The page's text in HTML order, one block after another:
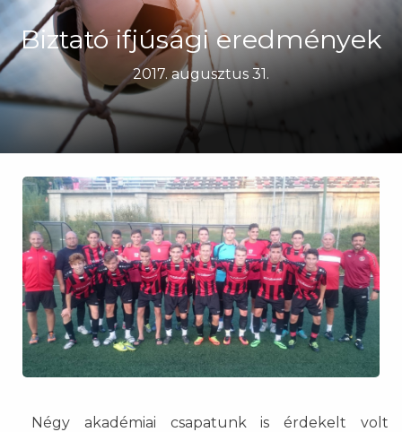
Biztató ifjúsági eredmények
2017. augusztus 31.
Négy akadémiai csapatunk is érdekelt volt